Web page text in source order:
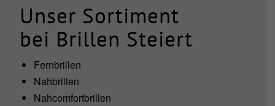
Unser Sortiment
bei Brillen Steiert
Fernbrillen
Nahbrillen
Nahcomfortbrillen